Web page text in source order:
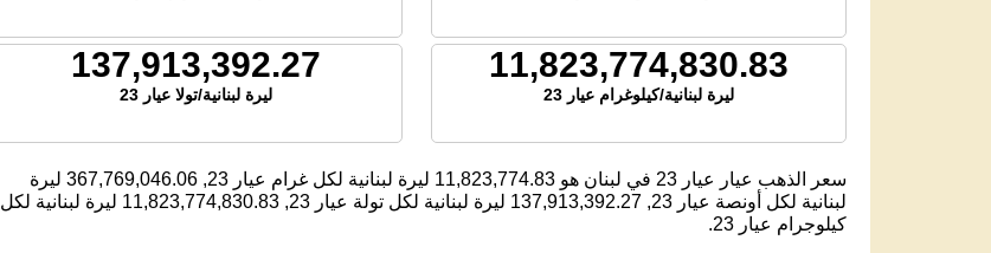
11,823,774,830.83
ليرة لبنانية/كيلوغرام عيار 23
137,913,392.27
ليرة لبنانية/تولا عيار 23
سعر الذهب عيار عيار 23 في لبنان هو 11,823,774.83 ليرة لبنانية لكل غرام عيار 23, 367,769,046.06 ليرة
لبنانية لكل أونصة عيار 23,
137,913,392.27 ليرة لبنانية لكل تولة عيار 23, 11,823,774,830.83 ليرة لبنانية لكل
كيلوجرام عيار 23.